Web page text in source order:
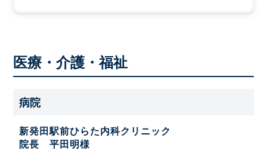
医療・介護・福祉
病院
新発田駅前ひらた内科クリニック
院長 平田明様